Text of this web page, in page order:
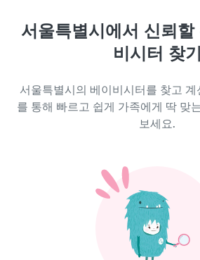
서울특별시에서 신뢰할
비시터 찾기
서울특별시의 베이비시터를 찾고
를 통해 빠르고 쉽게 가족에게 딱 맞
보세요.